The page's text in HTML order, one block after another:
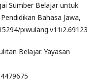
Sumber Belajar untuk
Bahasa Jawa,
piwulang.v11i2.69123
Belajar. Yayasan